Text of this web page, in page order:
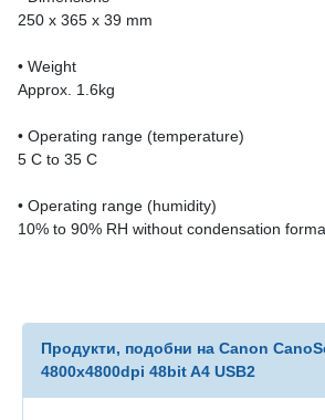
250 x 365 x 39 mm
• Weight
Approx. 1.6kg
• Operating range (temperature)
5 C to 35 C
• Operating range (humidity)
10% to 90% RH without condensation
Продукти, подобни на Canon
4800x4800dpi 48bit A4 USB2